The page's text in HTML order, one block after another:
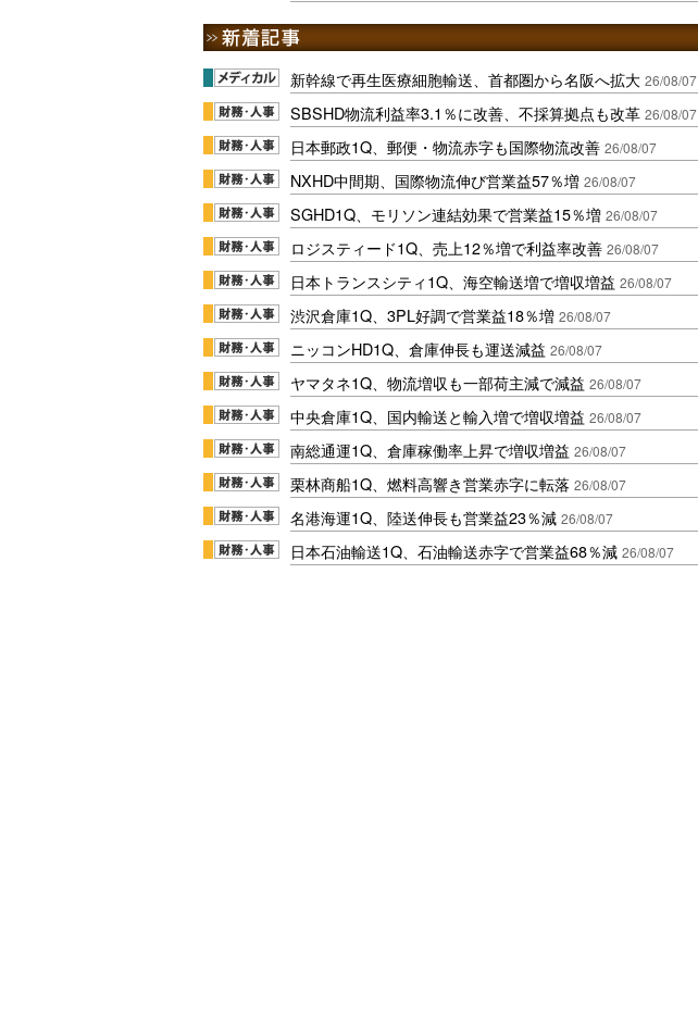
新幹線で再生医療細胞輸送、首都圏から名阪へ拡大 26/08/07
SBSHD物流利益率3.1％に改善、不採算拠点も改革 26/08/07
日本郵政1Q、郵便・物流赤字も国際物流改善 26/08/07
NXHD中間期、国際物流伸び営業益57％増 26/08/07
SGHD1Q、モリソン連結効果で営業益15％増 26/08/07
ロジスティード1Q、売上12％増で利益率改善 26/08/07
日本トランスシティ1Q、海空輸送増で増収増益 26/08/07
渋沢倉庫1Q、3PL好調で営業益18％増 26/08/07
ニッコンHD1Q、倉庫伸長も運送減益 26/08/07
ヤマタネ1Q、物流増収も一部荷主減で減益 26/08/07
中央倉庫1Q、国内輸送と輸入増で増収増益 26/08/07
南総通運1Q、倉庫稼働率上昇で増収増益 26/08/07
栗林商船1Q、燃料高響き営業赤字に転落 26/08/07
名港海運1Q、陸送伸長も営業益23％減 26/08/07
日本石油輸送1Q、石油輸送赤字で営業益68％減 26/08/07